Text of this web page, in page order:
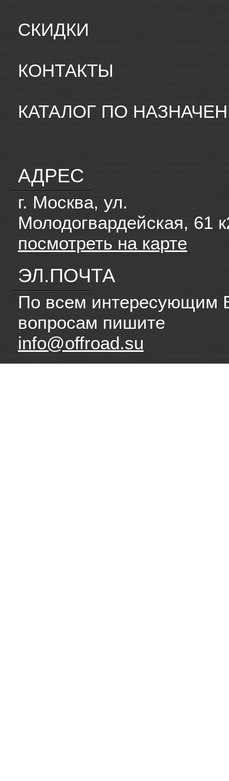
СКИДКИ
КОНТАКТЫ
КАТАЛОГ ПО
АДРЕС
г. Москва, ул.
Молодогвардейская, 61
посмотреть на карте
ЭЛ.ПОЧТА
По всем интересующим
вопросам пишите
info@offroad.su